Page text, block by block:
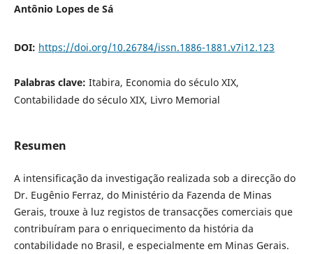
Antônio Lopes de Sá
DOI: https://doi.org/10.26784/issn.1886-1881.v7i12.123
Palabras clave: Itabira, Economia do século XIX,
Contabilidade do século XIX, Livro Memorial
Resumen
A intensificação da investigação realizada sob a direcção do
Dr. Eugênio Ferraz, do Ministério da Fazenda de Minas
Gerais, trouxe à luz registos de transacções comerciais que
contribuíram para o enriquecimento da história da
contabilidade no Brasil, e especialmente em Minas Gerais.